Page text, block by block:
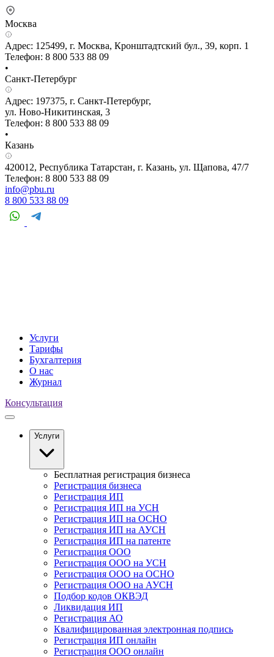
Москва
Адрес: 125499, г. Москва, Кронштадтский бул., 39, корп. 1
Телефон: 8 800 533 88 09
•
Санкт-Петербург
Адрес: 197375, г. Санкт-Петербург,
ул. Ново-Никитинская, 3
Телефон: 8 800 533 88 09
•
Казань
420012, Республика Татарстан, г. Казань, ул. Щапова, 47/7
Телефон: 8 800 533 88 09
info@pbu.ru
8 800 533 88 09
Услуги
Тарифы
Бухгалтерия
О нас
Журнал
Консультация
Услуги
Бесплатная регистрация бизнеса
Регистрация бизнеса
Регистрация ИП
Регистрация ИП на УСН
Регистрация ИП на ОСНО
Регистрация ИП на АУСН
Регистрация ИП на патенте
Регистрация ООО
Регистрация ООО на УСН
Регистрация ООО на ОСНО
Регистрация ООО на АУСН
Подбор кодов ОКВЭД
Ликвидация ИП
Регистрация АО
Квалифицированная электронная подпись
Регистрация ИП онлайн
Регистрация ООО онлайн